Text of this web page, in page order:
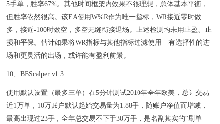
5手单，胜率67%。其他时间框架内效果不很理想，总体基本平衡，
但胜率依然很高。该EA使用W%R作为唯一指标，WR接近零时做
多，接近-100时做空，多空无缝衔接退场。上述检测均未用止盈、止
损和平保。估计如果将WR指标与其他指标过滤使用，有选择性的进
场和更灵活的出场，或许能有盈利前景。
10、BBScalper v1.3
使用默认设置（最多三单）在5分钟测试2010年全年欧美，总计交易
近1万单，10万账户默认起始交易量为1.88手，随账户净值而增减，
最高出现过23手，全年总交易不下于30万手，是名副其实的“刷单